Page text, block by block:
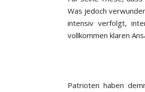
Was jedoch
intensiv verfolgt,
vollkommen klaren
Patrioten haben